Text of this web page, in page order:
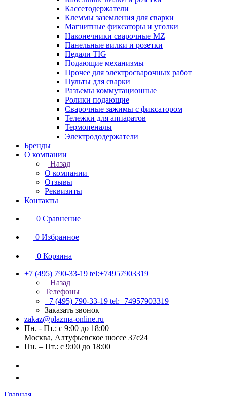
Кассетодержатели
Клеммы заземления для сварки
Магнитные фиксаторы и уголки
Наконечники сварочные MZ
Панельные вилки и розетки
Педали TIG
Подающие механизмы
Прочее для электросварочных работ
Пульты для сварки
Разъемы коммутационные
Ролики подающие
Сварочные зажимы с фиксатором
Тележки для аппаратов
Термопеналы
Электрододержатели
Бренды
О компании
Назад
О компании
Отзывы
Реквизиты
Контакты
0 Сравнение
0 Избранное
0 Корзина
+7 (495) 790-33-19 tel:+74957903319
Назад
Телефоны
+7 (495) 790-33-19 tel:+74957903319
Заказать звонок
zakaz@plazma-online.ru
Пн. - Пт.: с 9:00 до 18:00
Москва, Алтуфьевское шоссе 37с24
Пн. – Пт.: с 9:00 до 18:00